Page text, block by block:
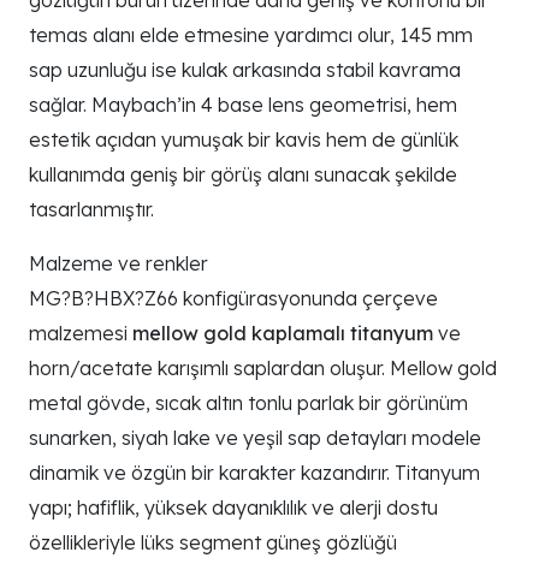
temas alanı elde etmesine yardımcı olur, 145 mm
sap uzunluğu ise kulak arkasında stabil kavrama
sağlar. Maybach’in 4 base lens geometrisi, hem
estetik açıdan yumuşak bir kavis hem de günlük
kullanımda geniş bir görüş alanı sunacak şekilde
tasarlanmıştır.
Malzeme ve renkler
MG?B?HBX?Z66 konfigürasyonunda çerçeve
malzemesi mellow gold kaplamalı titanyum ve
horn/acetate karışımlı saplardan oluşur. Mellow gold
metal gövde, sıcak altın tonlu parlak bir görünüm
sunarken, siyah lake ve yeşil sap detayları modele
dinamik ve özgün bir karakter kazandırır. Titanyum
yapı; hafiflik, yüksek dayanıklılık ve alerji dostu
özellikleriyle lüks segment güneş gözlüğü